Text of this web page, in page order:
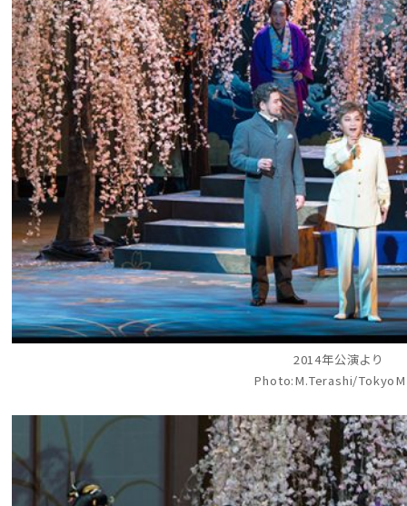
2014年公演より
Photo:M.Terashi/